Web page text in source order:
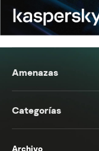
Amenazas
Categorías
Archivo